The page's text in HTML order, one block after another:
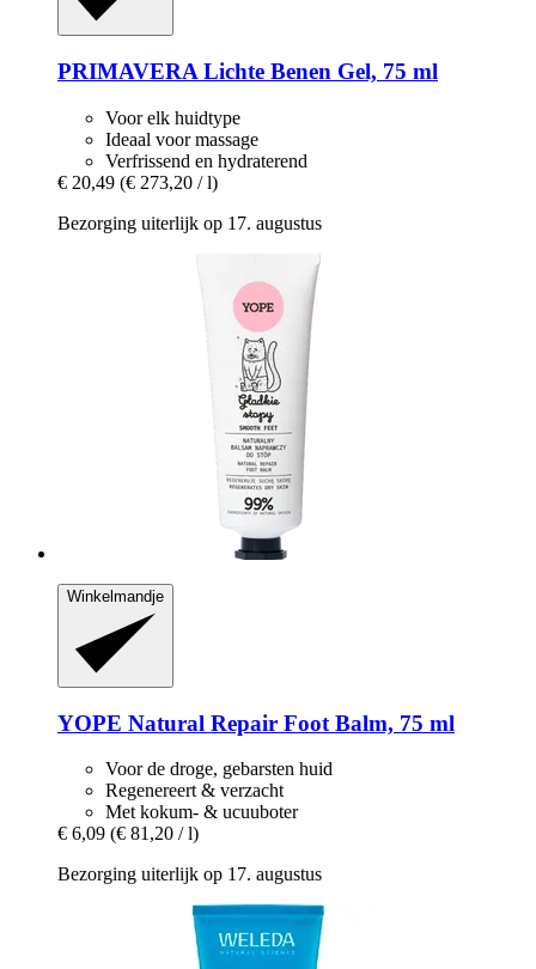
PRIMAVERA Lichte Benen Gel, 75 ml
Voor elk huidtype
Ideaal voor massage
Verfrissend en hydraterend
€ 20,49 (€ 273,20 / l)
Bezorging uiterlijk op 17. augustus
Winkelmandje
YOPE Natural Repair Foot Balm, 75 ml
Voor de droge, gebarsten huid
Regenereert & verzacht
Met kokum- & ucuuboter
€ 6,09 (€ 81,20 / l)
Bezorging uiterlijk op 17. augustus